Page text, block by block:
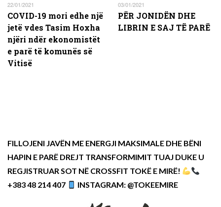
22/01/2021
COVID-19 mori edhe një
jetë vdes Tasim Hoxha
njëri ndër ekonomistët
e parë të komunës së
Vitisë
03/01/2021
PËR JONIDËN DHE
LIBRIN E SAJ TË PARË
FILLOJENI JAVËN ME ENERGJI MAKSIMALE DHE BËNI
HAPIN E PARË DREJT TRANSFORMIMIT TUAJ DUKE U
REGJISTRUAR SOT NË CROSSFIT TOKË E MIRË!
+383 48 214 407
INSTAGRAM: @TOKEEMIRE